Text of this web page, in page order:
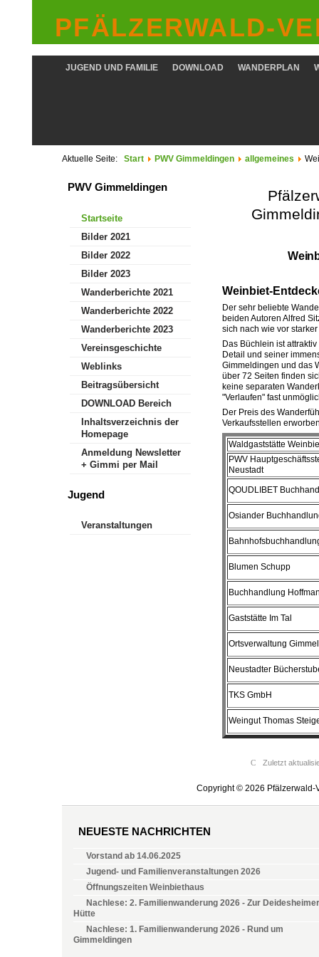
PFÄLZERWALD-
WANDERPLAN
DOWNLOAD
JUGEND UND FAMILIE
Aktuelle Seite: Start PWV Gimmeldingen allgemeines
Weinbiet-
Der sehr beliebte
beiden Autoren Alfred
sich nach wie vor
Das Büchlein ist
Detail und seiner
Gimmeldingen und das
über 72 Seiten finden
keine separaten
"Verlaufen" fast
Der Preis des
Verkaufsstellen
Waldgaststätte
PWV
Neustadt
QOUDLIBET
Osiander
Blumen Schupp
Buchhandlung
Gaststätte Im Tal
Ortsverwaltung
Neustadter
TKS GmbH
Weingut Thomas
Zuletzt
PWV Gimmeldingen
Startseite
Bilder 2021
Bilder 2022
Bilder 2023
Wanderberichte 2021
Wanderberichte 2022
Wanderberichte 2023
Vereinsgeschichte
Weblinks
Beitragsübersicht
DOWNLOAD Bereich
Inhaltsverzeichnis der
Homepage
Anmeldung Newsletter
+ Gimmi per Mail
Jugend
Veranstaltungen
Copyright © 2026 Pfälzerwald-
NEUESTE NACHRICHTEN
Vorstand ab 14.06.2025
Jugend- und Familienveranstaltungen 2026
Öffnungszeiten Weinbiethaus
Nachlese: 2. Familienwanderung 2026 - Zur Deidesheimer
Hütte
Nachlese: 1. Familienwanderung 2026 - Rund um
Gimmeldingen